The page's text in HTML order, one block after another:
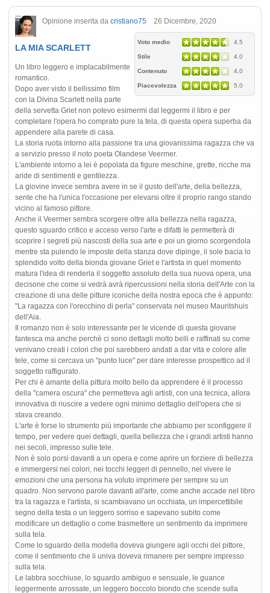
Opinione inserita da cristiano75 26 Dicembre, 2020
Voto medio 4.5
Stile 4.0
Contenuto 4.0
Piacevolezza 5.0
LA MIA SCARLETT
Un libro leggero e implacabilmente
romantico.
Dopo aver visto il bellissimo film
con la Divina Scarlett nella parte
della servetta Griet non potevo esimermi dal leggermi il libro e per
completare l'opera ho comprato pure la tela, di questa opera superba da
appendere alla parete di casa.
La storia ruota intorno alla passione tra una giovanissima ragazza che va
a servizio presso il noto poeta Olandese Veermer.
L'ambiente intorno a lei è popolata da figure meschine, grette, ricche ma
aride di sentimenti e gentilezza.
La giovine invece sembra avere in se il gusto dell'arte, della bellezza,
sente che ha l'unica l'occasione per elevarsi oltre il proprio rango stando
vicino al famoso pittore.
Anche il Veermer sembra scorgere oltre alla bellezza nella ragazza,
questo sguardo critico e acceso verso l'arte e difatti le permetterà di
scoprire i segreti più nascosti della sua arte e poi un giorno scorgendola
mentre sta pulendo le imposte della stanza dove dipinge, il sole bacia lo
splendido volto della bionda giovane Griet e l'artista in quel momento
matura l'idea di renderla il soggetto assoluto della sua nuova opera, una
decisone che come si vedrà avrà ripercussioni nella storia dell'Arte con la
creazione di una delle pitture iconiche della nostra epoca che è appunto:
"La ragazza con l'orecchino di perla" conservata nel museo Mauritshuis
dell'Aia.
Il romanzo non è solo interessante per le vicende di questa giovane
fantesca ma anche perchè ci sono dettagli molto belli e raffinati su come
venivano creati i colori che poi sarebbero andati a dar vita e colore alle
tele, come si cercava un "punto luce" per dare interesse prospettico ad il
soggetto raffigurato.
Per chi è amante della pittura molto bello da apprendere è il processo
della "camera oscura" che permetteva agli artisti, con una tecnica, allora
innovativa di riuscire a vedere ogni minimo dettaglio dell'opera che si
stava creando.
L'arte è forse lo strumento più importante che abbiamo per sconfiggere il
tempo, per vedere quei dettagli, quella bellezza che i grandi artisti hanno
nei secoli, impresso sulle tele.
Non è solo porsi davanti a un opera e come aprire un forziere di bellezza
e immergersi nei colori, nei tocchi leggeri di pennello, nel vivere le
emozioni che una persona ha voluto imprimere per sempre su un
quadro. Non servono parole davanti all'arte, come anche accade nel libro
tra la ragazza e l'artista, si scambiavano un occhiata, un impercettibile
segno della testa o un leggero sorriso e sapevano subito come
modificare un dettaglio o come trasmettere un sentimento da imprimere
sulla tela.
Come lo sguardo della modella doveva giungere agli occhi del pittore,
come il sentimento che li univa doveva rimanere per sempre impresso
sulla tela.
Le labbra socchiuse, lo sguardo ambiguo e sensuale, le guance
leggermente arrossate, un leggero boccolo biondo che scende sulla